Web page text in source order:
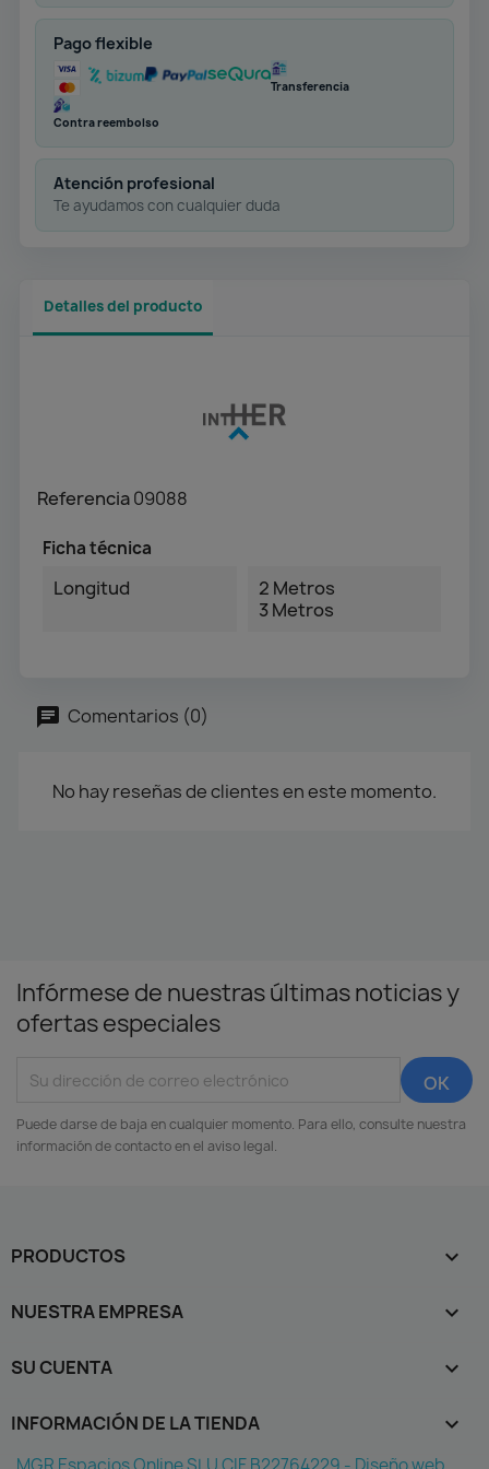
Pago flexible
Transferencia
Contra reembolso
Atención profesional
Te ayudamos con cualquier duda
Detalles del producto
Referencia09088
Ficha técnica
Longitud
2 Metros
3 Metros
Comentarios (0)
No hay reseñas de clientes en este momento.
Infórmese de nuestras últimas noticias y
ofertas especiales
Puede darse de baja en cualquier momento. Para ello, consulte nuestra
información de contacto en el aviso legal.
PRODUCTOS 
NUESTRA EMPRESA 
SU CUENTA 
INFORMACIÓN DE LA TIENDA keyboard_arrow_down